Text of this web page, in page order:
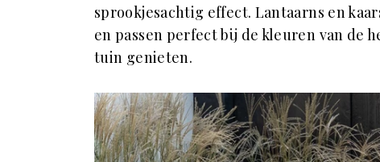
sprookjesachtig effect. Lantaarns en
en passen perfect bij de kleuren van de
tuin genieten.